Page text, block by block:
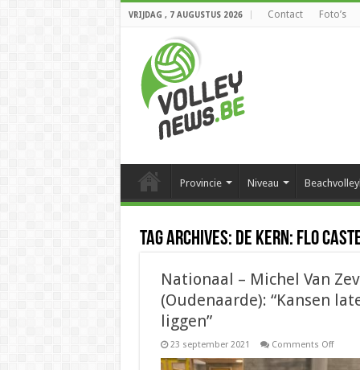
VRIJDAG , 7 AUGUSTUS 2026 Contact Foto’s
Provincie Niveau
Tag Archives: De kern: Flo
Nationaal – Michel Van
(Oudenaarde): “Kansen
liggen”
23 september 2021 Comments Offon